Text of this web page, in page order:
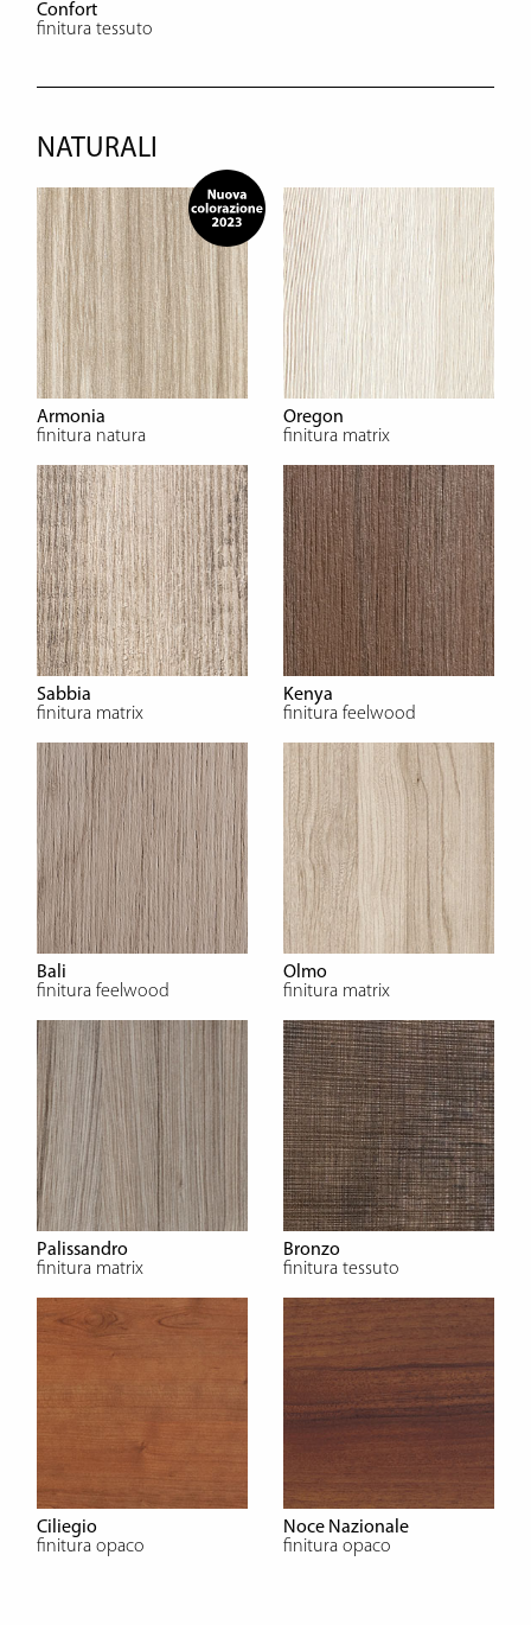
Confort
finitura tessuto
NATURALI
Armonia
finitura natura
Oregon
finitura matrix
Sabbia
finitura matrix
Kenya
finitura feelwood
Bali
finitura feelwood
Olmo
finitura matrix
Palissandro
finitura matrix
Bronzo
finitura tessuto
Ciliegio
finitura opaco
Noce Nazionale
finitura opaco